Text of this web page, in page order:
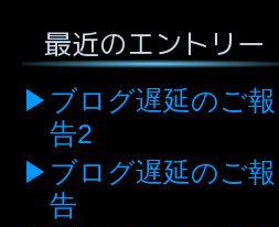
最近のエントリー
ブログ遅延のご報
告2
ブログ遅延のご報
告